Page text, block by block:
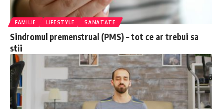
FAMILIE LIFESTYLE SANATATE
Sindromul premenstrual (PMS) – tot ce ar trebui sa
stii